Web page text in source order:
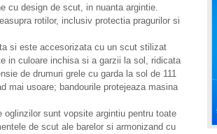
cu design de scut, in nuanta argintie.
rotilor, inclusiv protectia pragurilor si
si este accesorizata cu un scut stilizat
in culoare inchisa si a garzii la sol, ridicata
de drumuri grele cu garda la sol de 111
mai usoare; bandourile protejeaza masina
sunt vopsite argintiu pentru toate
de scut ale barelor si armonizand cu